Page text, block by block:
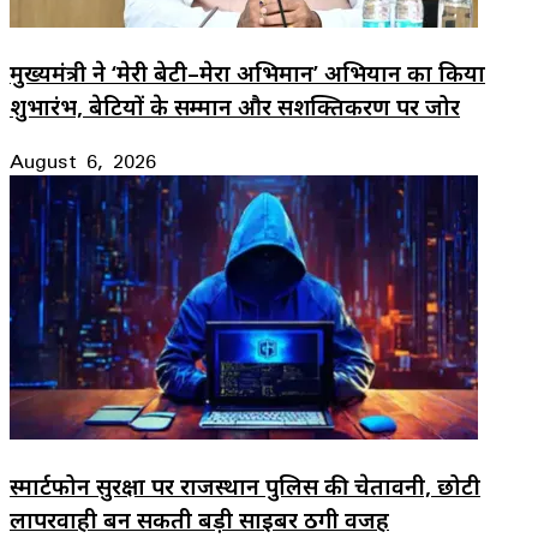
मुख्यमंत्री ने ‘मेरी बेटी–मेरा अभिमान’ अभियान का किया
शुभारंभ, बेटियों के सम्मान और सशक्तिकरण पर जोर
August 6, 2026
स्मार्टफोन सुरक्षा पर राजस्थान पुलिस की चेतावनी, छोटी
लापरवाही बन सकती बड़ी साइबर ठगी वजह